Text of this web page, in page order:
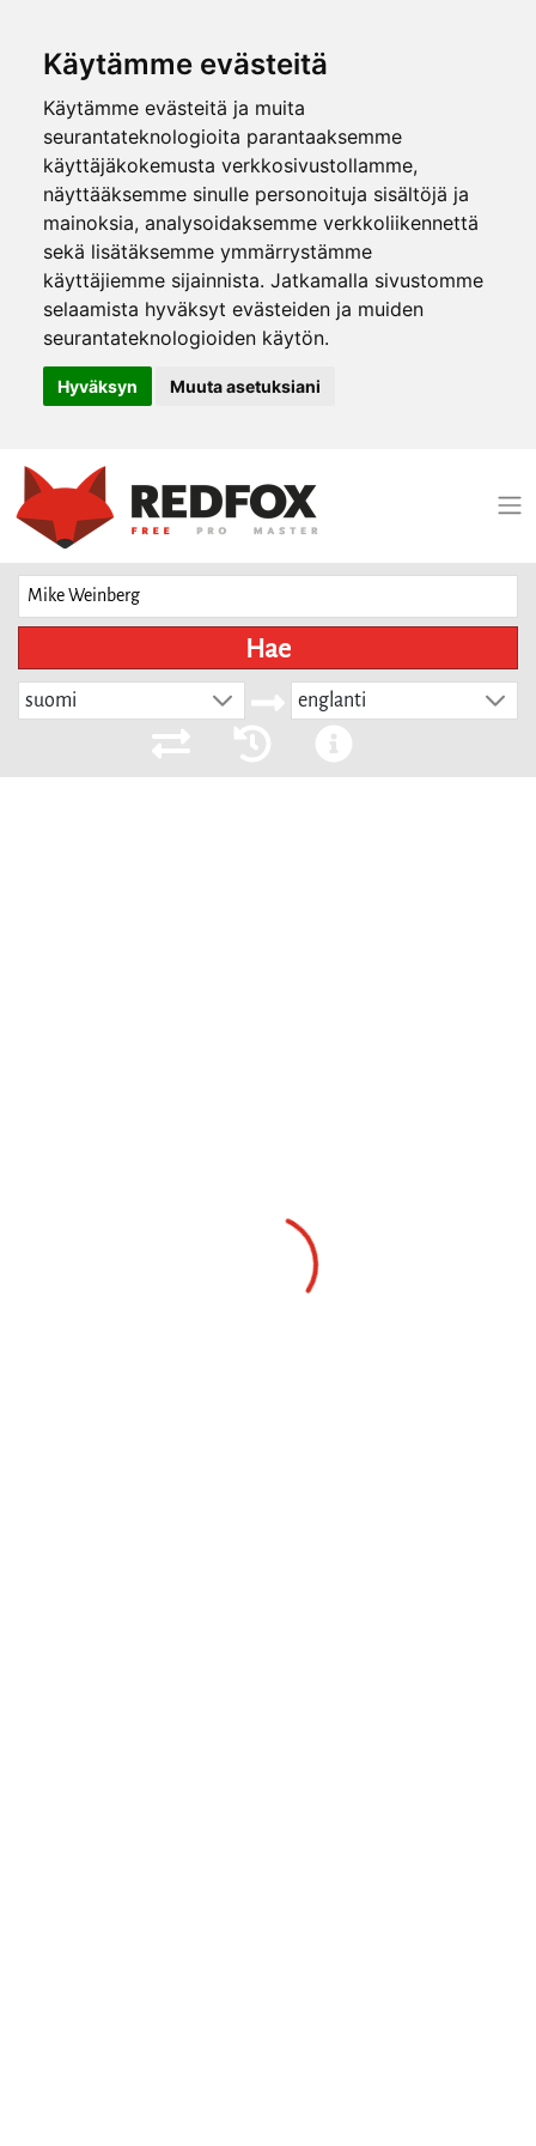
Käytämme evästeitä
Käytämme evästeitä ja muita
seurantateknologioita parantaaksemme
käyttäjäkokemusta verkkosivustollamme,
näyttääksemme sinulle personoituja sisältöjä ja
mainoksia, analysoidaksemme verkkoliikennettä
sekä lisätäksemme ymmärrystämme
käyttäjiemme sijainnista. Jatkamalla sivustomme
selaamista hyväksyt evästeiden ja muiden
seurantateknologioiden käytön.
Hyväksyn Muuta asetuksiani
Hae
suomi englanti